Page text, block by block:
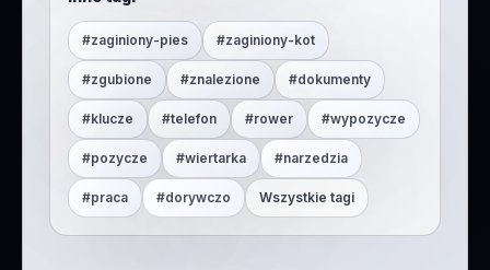
#zaginiony-pies #zaginiony-kot
#zgubione #znalezione #dokumenty
#klucze #telefon #rower #wypozycze
#pozycze #wiertarka #narzedzia
#praca #dorywczo Wszystkie tagi